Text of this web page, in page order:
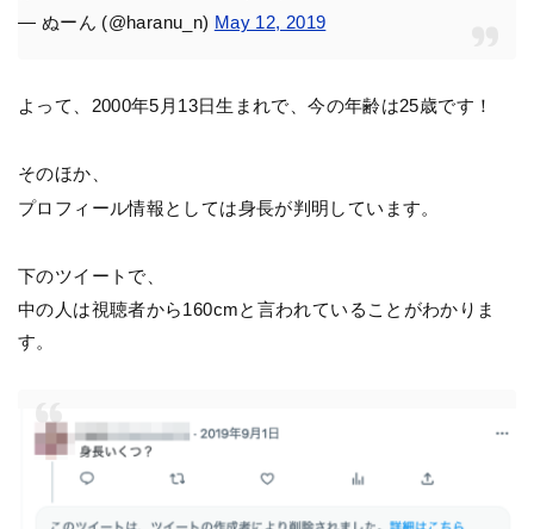
— ぬーん (@haranu_n) May 12, 2019
よって、2000年5月13日生まれで、今の年齢は25歳です！
そのほか、
プロフィール情報としては身長が判明しています。
下のツイートで、
中の人は視聴者から160cmと言われていることがわかりま
す。